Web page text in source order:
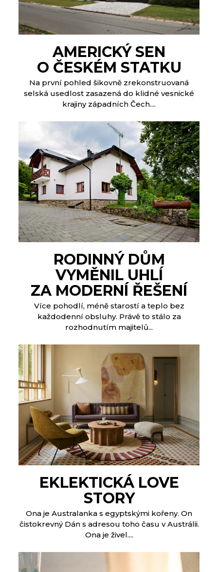
AMERICKÝ SEN
O ČESKÉM STATKU
Na první pohled šikovně zrekonstruovaná
selská usedlost zasazená do klidné vesnické
krajiny západních Čech....
RODINNÝ DŮM
VYMĚNIL UHLÍ
ZA MODERNÍ ŘEŠENÍ
Více pohodlí, méně starostí a teplo bez
každodenní obsluhy. Právě to stálo za
rozhodnutím majitelů...
EKLEKTICKÁ LOVE
STORY
Ona je Australanka s egyptskými kořeny. On
čistokrevný Dán s adresou toho času v Austrálii.
Ona je živel....